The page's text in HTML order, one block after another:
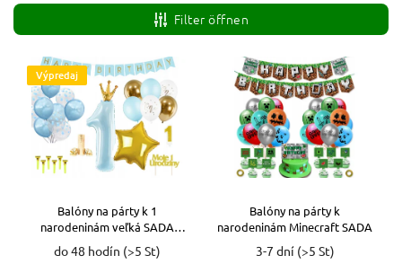
Günstigste
Teuerste
Alphabetisch
Filter öffnen
Výpredaj
Balóny na párty k 1
narodeninám veľká SADA
VYPR
do 48 hodín (>5 St)
Balóny na párty k
narodeninám Minecraft SADA
3-7 dní (>5 St)